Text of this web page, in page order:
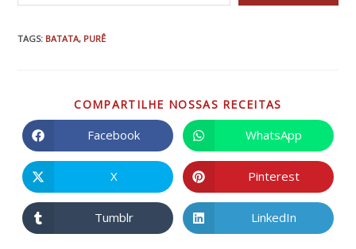
TAGS: BATATA, PURÊ
COMPARTILHE NOSSAS RECEITAS
CONTEÚDO
Abre
em
uma
nova
janela
Facebook Abre
em
uma
nova
janela
WhatsApp
Abre
em
uma
nova
janela
X Abre
em
uma
nova
janela
Pinterest
Abre
em
Tumblr Abre
em
LinkedIn